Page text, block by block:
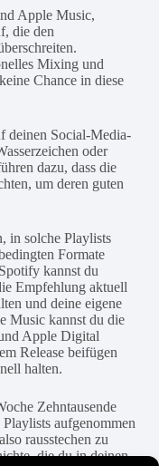
Apple Music,
die den
Mixing und
Chance in diese
deinen Social-Media-
oder
dazu, dass die
um deren guten
in solche Playlists
Formate
kannst du
Empfehlung aktuell
und deine eigene
Music kannst du die
Apple Digital
Release beifügen
halten.
Zehntausende
aufgenommen
rausstechen zu
die du in deinen